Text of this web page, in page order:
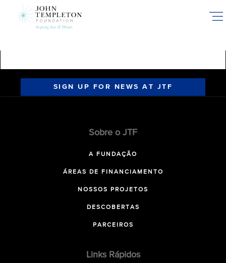
SIGN UP FOR NEWS AT JTF
Sobre o JTF
A FUNDAÇÃO
ÁREAS DE FINANCIAMENTO
NOSSOS PROJETOS
DESCOBERTAS
PARCEIROS
Links Rápidos